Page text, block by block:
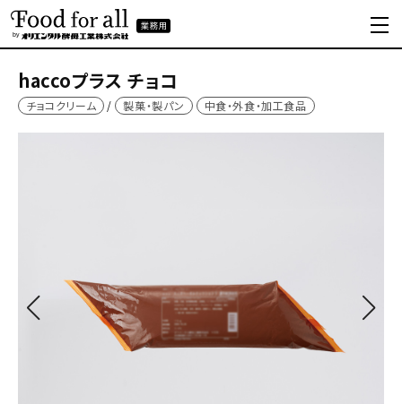
haccoプラス チョコ
チョコクリーム 製菓・製パン 中食・外食・加工食品